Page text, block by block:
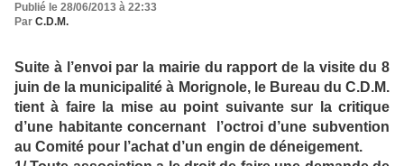
Publié le 28/06/2013 à 22:33
Par C.D.M.
Suite à l’envoi par la mairie du rapport de la visite du 8
juin de la municipalité à Morignole, le Bureau du C.D.M.
tient à faire la mise au point suivante sur la critique
d’une habitante concernant l’octroi d’une subvention
au Comité pour l’achat d’un engin de déneigement.